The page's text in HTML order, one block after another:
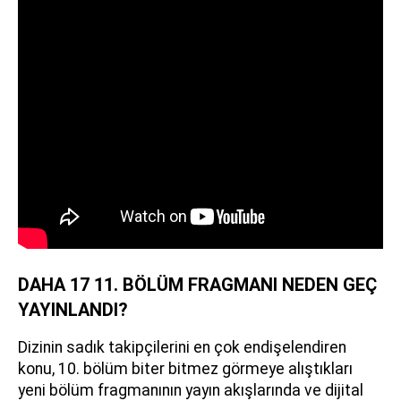
DAHA 17 11. BÖLÜM FRAGMANI NEDEN GEÇ
YAYINLANDI?
Dizinin sadık takipçilerini en çok endişelendiren
konu, 10. bölüm biter bitmez görmeye alıştıkları
yeni bölüm fragmanının yayın akışlarında ve dijital